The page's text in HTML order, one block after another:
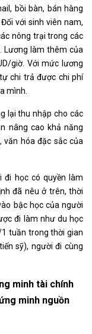
bồi bàn, bán hàng
với sinh viên nam,
nông trại trong các
Lương làm thêm của
giờ. Với mức lương
chi trả được chi phí
mình.
lại thu nhập cho các
nâng cao khả năng
hóa đặc sắc của
đi học có quyền làm
đã nêu ở trên, thời
bậc học của người
đi làm như du học
tuần trong thời gian
sỹ), người đi cùng
minh tài chính
minh nguồn